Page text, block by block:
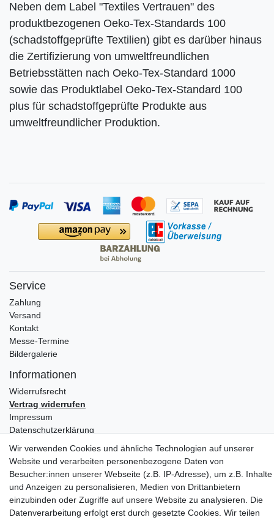
Neben dem Label "Textiles Vertrauen" des
produktbezogenen Oeko-Tex-Standards 100
(schadstoffgeprüfte Textilien) gibt es darüber hinaus
die Zertifizierung von umweltfreundlichen
Betriebsstätten nach Oeko-Tex-Standard 1000
sowie das Produktlabel Oeko-Tex-Standard 100
plus für schadstoffgeprüfte Produkte aus
umweltfreundlicher Produktion.
Service
Zahlung
Versand
Kontakt
Messe-Termine
Bildergalerie
Informationen
Widerrufs­recht
Vertrag widerrufen
Impressum
Daten­schutz­erklärung
AGB
Partners
Wir verwenden Cookies und ähnliche Technologien auf unserer
Website und verarbeiten personenbezogene Daten von
Besucher:innen unserer Webseite (z.B. IP-Adresse), um z.B. Inhalte
und Anzeigen zu personalisieren, Medien von Drittanbietern
einzubinden oder Zugriffe auf unsere Website zu analysieren. Die
Datenverarbeitung erfolgt erst durch gesetzte Cookies. Wir teilen